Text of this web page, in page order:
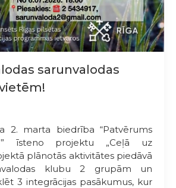
sarunvalodas
2. marta biedrība “Patvērums
īsteno projektu „Ceļā uz
plānotās aktivitātes piedāvā
klubu 2 grupām un
3 integrācijas pasākumus, kur